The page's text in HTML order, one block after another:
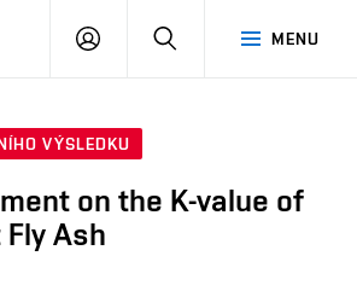
MENU
PŘIHLÁSIT
VÝSLEDKU
on the K-value of
Ash